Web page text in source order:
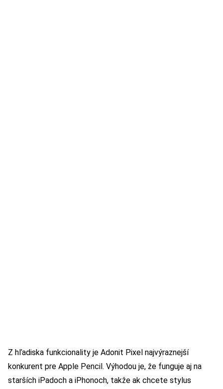
Z hľadiska funkcionality je Adonit Pixel najvýraznejší
konkurent pre Apple Pencil. Výhodou je, že funguje aj na
starších iPadoch a iPhonoch, takže ak chcete stylus